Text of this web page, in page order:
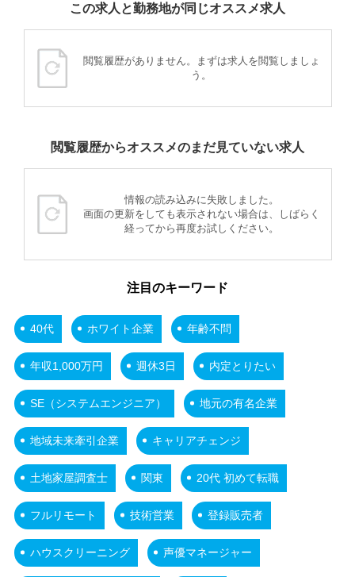
この求人と勤務地が同じオススメ求人
閲覧履歴がありません。まずは求人を閲覧しましょ
う。
閲覧履歴からオススメのまだ見ていない求人
情報の読み込みに失敗しました。
画面の更新をしても表示されない場合は、しばらく
経ってから再度お試しください。
注目のキーワード
40代 ホワイト企業 年齢不問
年収1,000万円 週休3日 内定とりたい
SE（システムエンジニア） 地元の有名企業
地域未来牽引企業 キャリアチェンジ
土地家屋調査士 関東 20代 初めて転職
フルリモート 技術営業 登録販売者
ハウスクリーニング 声優マネージャー